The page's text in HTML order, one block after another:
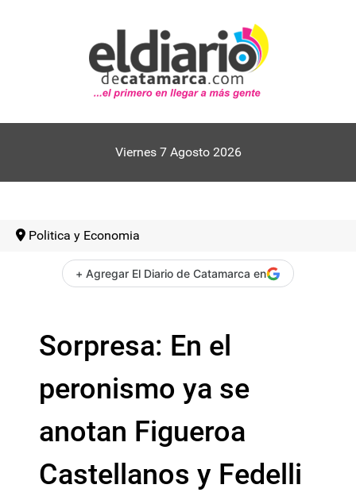
Viernes 7 Agosto 2026
Politica y Economia
+ Agregar El Diario de Catamarca en
Sorpresa: En el
peronismo ya se
anotan Figueroa
Castellanos y Fedelli